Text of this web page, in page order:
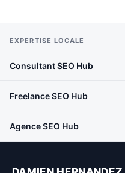
EXPERTISE LOCALE
Consultant SEO Hub
Freelance SEO Hub
Agence SEO Hub